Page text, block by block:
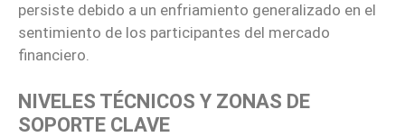
persiste debido a un enfriamiento generalizado en el
sentimiento de los participantes del mercado
financiero.
NIVELES TÉCNICOS Y ZONAS DE
SOPORTE CLAVE